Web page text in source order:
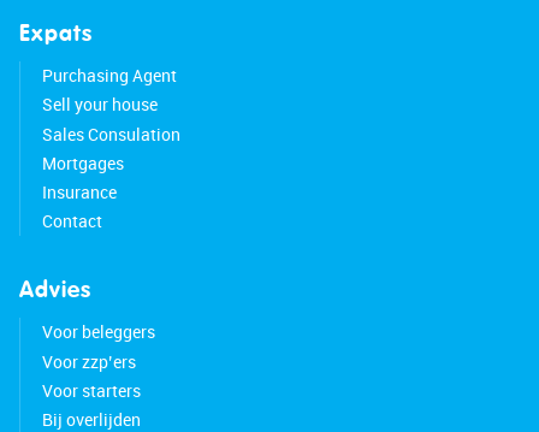
Expats
Purchasing Agent
Sell your house
Sales Consulation
Mortgages
Insurance
Contact
Advies
Voor beleggers
Voor zzp’ers
Voor starters
Bij overlijden